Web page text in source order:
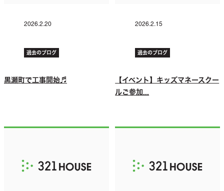
2026.2.20
過去のブログ
黒瀬町で工事開始♬
2026.2.15
過去のブログ
【イベント】キッズマネースクー
ルご参加...